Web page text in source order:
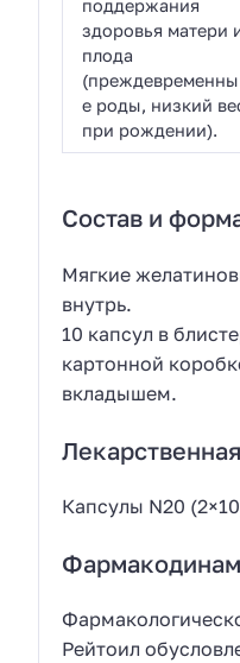
поддержания
здоровья матери
плода
(преждевременны
е роды, низкий
при рождении).
Состав и
Мягкие
внутрь.
10 капсул в
картонной
вкладышем.
Капсулы N20
Рейтоил